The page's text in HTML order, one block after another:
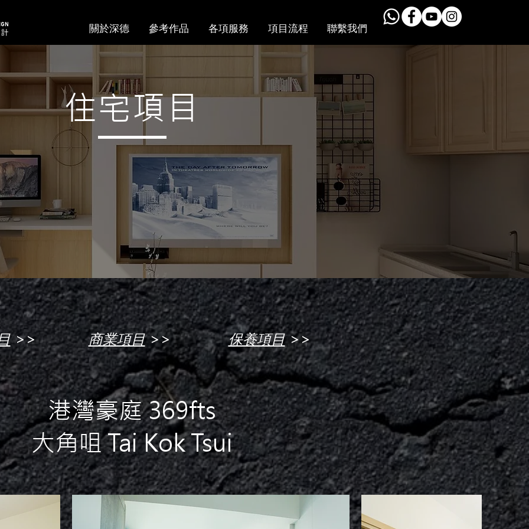
關於深德 參考作品 各項服務 項目流程 聯繫我們
住宅項目
>> 商業項目>> 保養項目>>
港灣豪庭 369fts
大角咀 Tai Kok Tsui